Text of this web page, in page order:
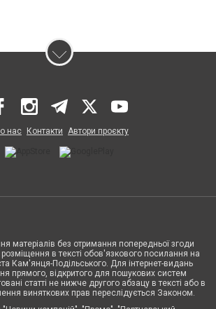
нас Контакти Автори проєкту
матеріалів без отримання попередньої згоди
в тексті обов'язкового посилання на
Кам'янця-Подільського. Для інтернет-видань
прямого, відкритого для пошукових систем
статті не нижче другого абзацу в тексті або в
виняткових прав переслідується Законом.